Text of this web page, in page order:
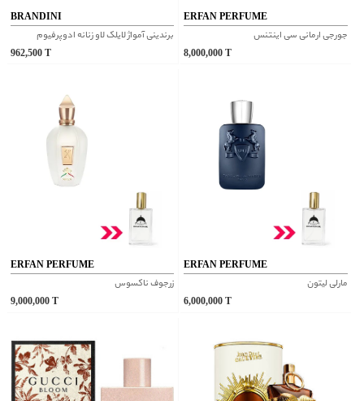
BRANDINI
برندینی آمواژ لایلک لاو زنانه ادوپرفیوم
962,500
ERFAN PERFUME
جورجی ارمانی سی اینتنس
8,000,000
ERFAN PERFUME
زرجوف ناکسوس
9,000,000
ERFAN PERFUME
مارلی لیتون
6,000,000